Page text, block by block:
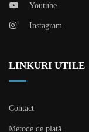
Youtube
Instagram
LINKURI UTILE
Contact
Metode de plată